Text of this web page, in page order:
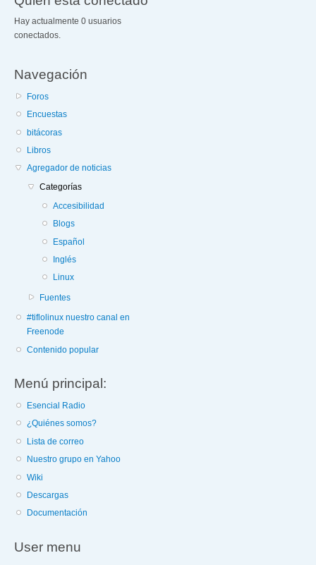
Hay actualmente 0 usuarios
conectados.
Navegación
Foros
Encuestas
bitácoras
Libros
Agregador de noticias
Categorías
Accesibilidad
Blogs
Español
Inglés
Linux
Fuentes
#tiflolinux nuestro canal en
Freenode
Contenido popular
Menú principal:
Esencial Radio
¿Quiénes somos?
Lista de correo
Nuestro grupo en Yahoo
Wiki
Descargas
Documentación
User menu